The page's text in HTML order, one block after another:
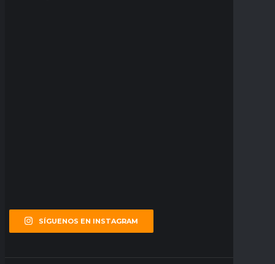
SÍGUENOS EN INSTAGRAM